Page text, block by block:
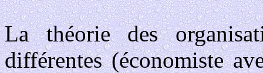
La théorie des
différentes (économiste